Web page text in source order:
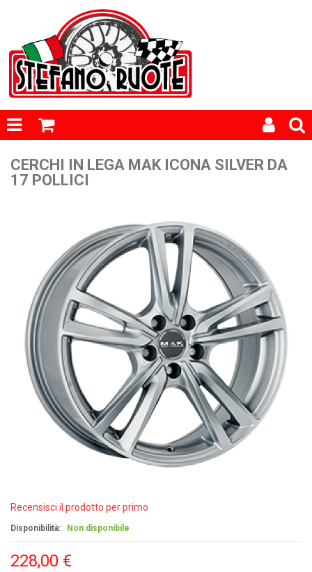
CERCHI IN LEGA MAK ICONA SILVER DA
17 POLLICI
Recensisci il prodotto per primo
Disponibilità: Non disponibile
228,00 €